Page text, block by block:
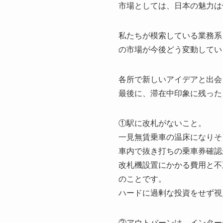
市場としては、日本の魅力
私たちが模索している業務
の市場が今後どう変動して
各所で新しいアイデアと出
最後に、滞在中印象に残っ
①駅に改札がないこと。
一見無賃乗車の温床になり
車内で抜き打ちの乗車券確
改札機設置にかかる費用と
のことです。
ハードに過剰な投資をせず